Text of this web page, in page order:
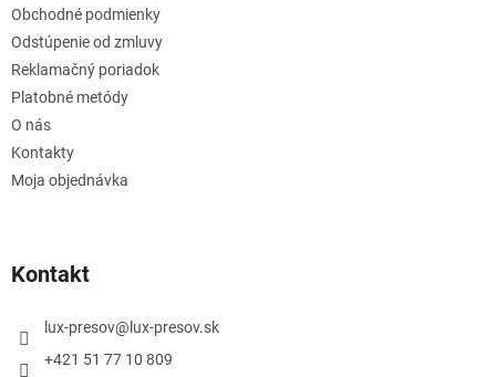
Obchodné podmienky
Odstúpenie od zmluvy
Reklamačný poriadok
Platobné metódy
O nás
Kontakty
Moja objednávka
Kontakt
lux-presov@ lux-presov.sk
+421 51 77 10 809